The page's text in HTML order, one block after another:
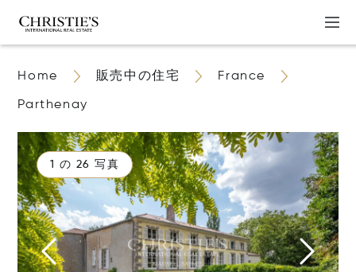
Home 販売中の住宅 France
Parthenay
1 の 26 写真